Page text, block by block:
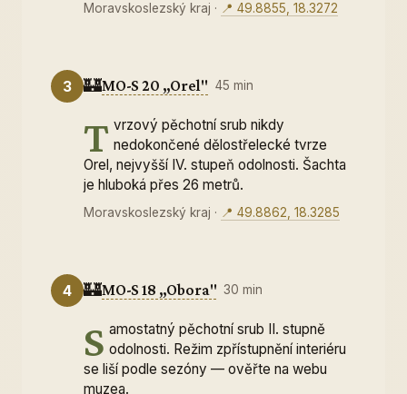
Moravskoslezský kraj · 📍 49.8855, 18.3272
3 🏰MO-S 20 „Orel" 45 min
T vrzový pěchotní srub nikdy
nedokončené dělostřelecké tvrze
Orel, nejvyšší IV. stupeň odolnosti. Šachta
je hluboká přes 26 metrů.
Moravskoslezský kraj · 📍 49.8862, 18.3285
4 🏰MO-S 18 „Obora" 30 min
S amostatný pěchotní srub II. stupně
odolnosti. Režim zpřístupnění interiéru
se liší podle sezóny — ověřte na webu
muzea.